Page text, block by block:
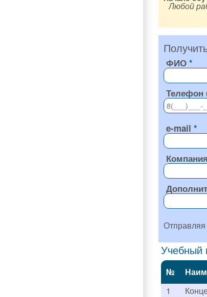
Любой
ФИО
Телефон
e-mail
Компания
Учебный
№
1